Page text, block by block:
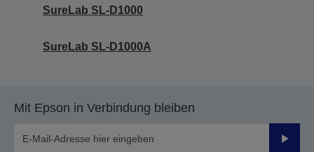
SureLab SL-D1000
SureLab SL-D1000A
Mit Epson in Verbindung bleiben